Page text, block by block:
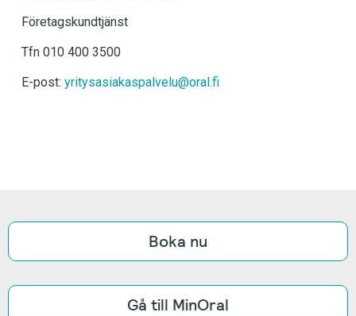
Företagskundtjänst
Tfn 010 400 3500
E-post: yritysasiakaspalvelu@oral.fi
Boka nu
Gå till MinOral